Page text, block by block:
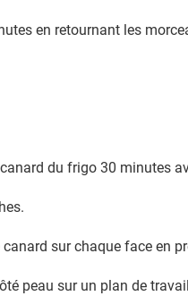
en retournant les
du frigo 30 minutes
sur chaque face en
peau sur un plan de